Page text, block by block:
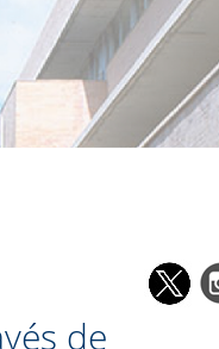
de